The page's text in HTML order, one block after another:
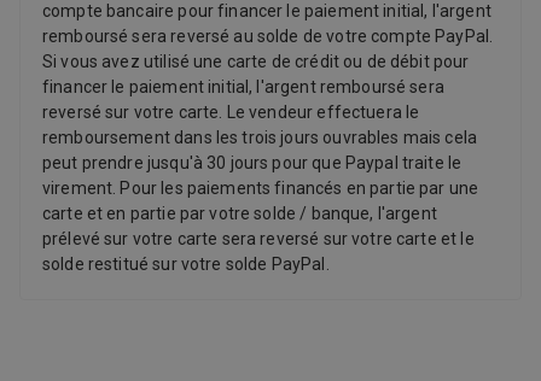
compte bancaire pour financer le paiement initial, l'argent
remboursé sera reversé au solde de votre compte PayPal.
Si vous avez utilisé une carte de crédit ou de débit pour
financer le paiement initial, l'argent remboursé sera
reversé sur votre carte. Le vendeur effectuera le
remboursement dans les trois jours ouvrables mais cela
peut prendre jusqu'à 30 jours pour que Paypal traite le
virement. Pour les paiements financés en partie par une
carte et en partie par votre solde / banque, l'argent
prélevé sur votre carte sera reversé sur votre carte et le
solde restitué sur votre solde PayPal.